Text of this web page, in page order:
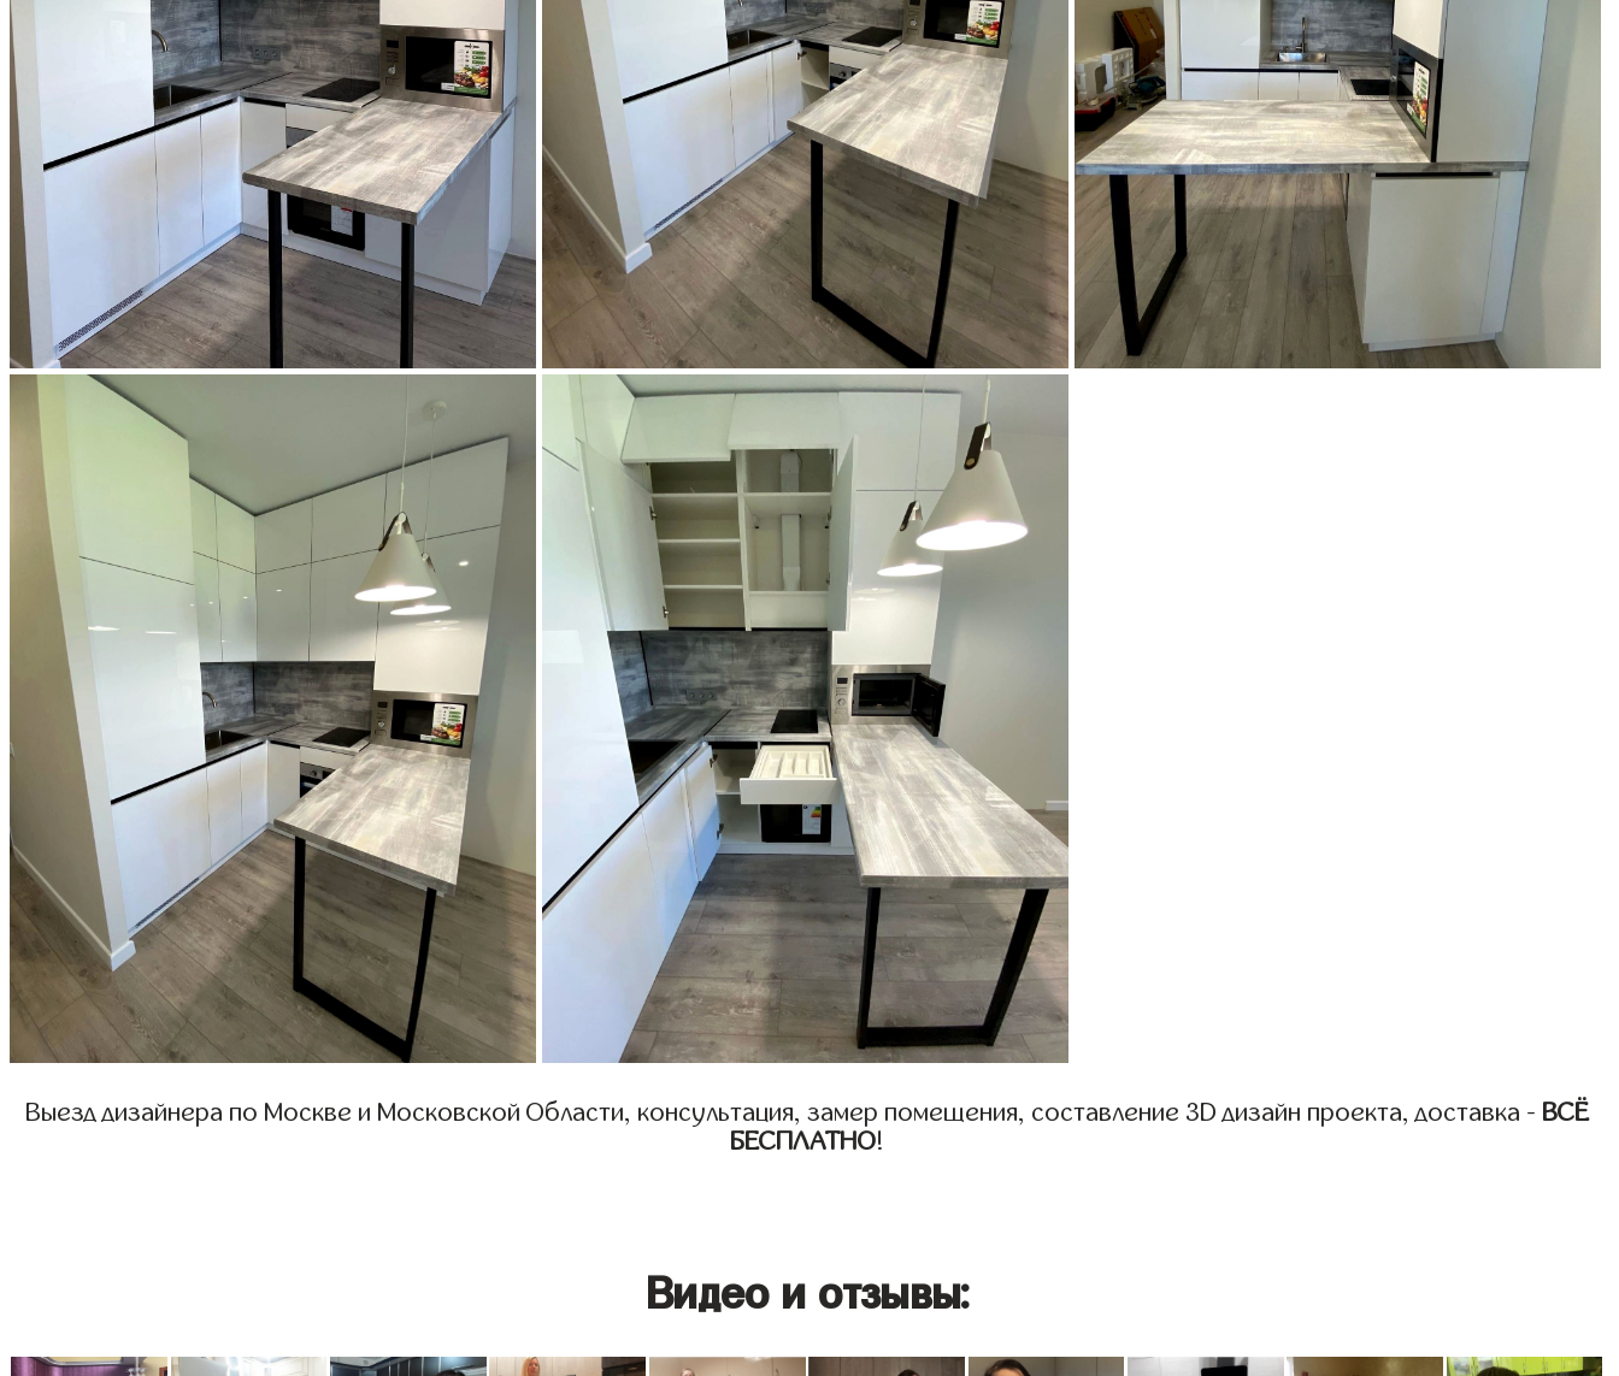
Выезд дизайнера по Москве и Московской Области, консультация, замер помещения, составление 3D дизайн проекта, доставка - ВСЁ
БЕСПЛАТНО!
Видео и отзывы: